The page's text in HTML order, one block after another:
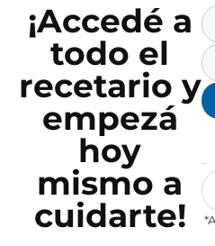
¡Accedé a
todo el
recetario y
empezá
hoy
mismo a
cuidarte!